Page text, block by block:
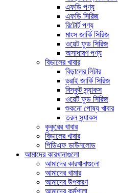
এফডি পণ্য
এফডি সিরিজ
রিটোর্ট পণ্য
মাংস জার্কি সিরিজ
ওয়েট ফুড সিরিজ
অসাধারণ পণ্য
বিড়ালের খাবার
বিড়ালের লিটার
ড্রাই জার্কি সিরিজ
বিস্কুট স্ন্যাকস
ওয়েট ফুড সিরিজ
শুকনো পোষ্য খাবার
তরল স্ন্যাকস
কুকুরের খাবার
বিড়ালের খাবার
পিডিএফ ডাউনলোড
আমাদের কারখানাগুলো
আমাদের কারখানাগুলো
আমাদের খামার
আমাদের উপকরণ
আমাদের কর্মশালা